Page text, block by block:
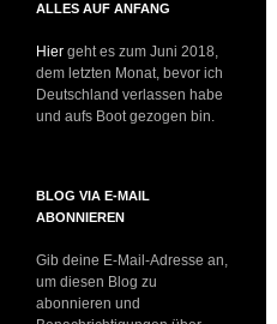
ALLES AUF ANFANG
Hier geht es zum Juni 2018,
dem letzten Monat, bevor ich
Deutschland verlassen habe
und aufs Boot gezogen bin.
BLOG VIA E-MAIL
ABONNIEREN
Gib deine E-Mail-Adresse an,
um diesen Blog zu
abonnieren und